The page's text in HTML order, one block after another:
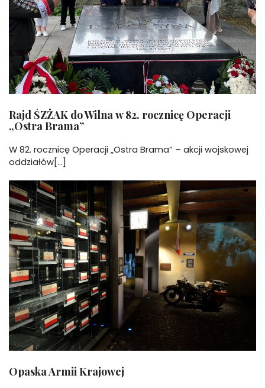
Rajd ŚZŻAK do Wilna w 82. rocznicę Operacji
„Ostra Brama”
W 82. rocznicę Operacji „Ostra Brama” – akcji wojskowej
oddziałów[...]
Opaska Armii Krajowej